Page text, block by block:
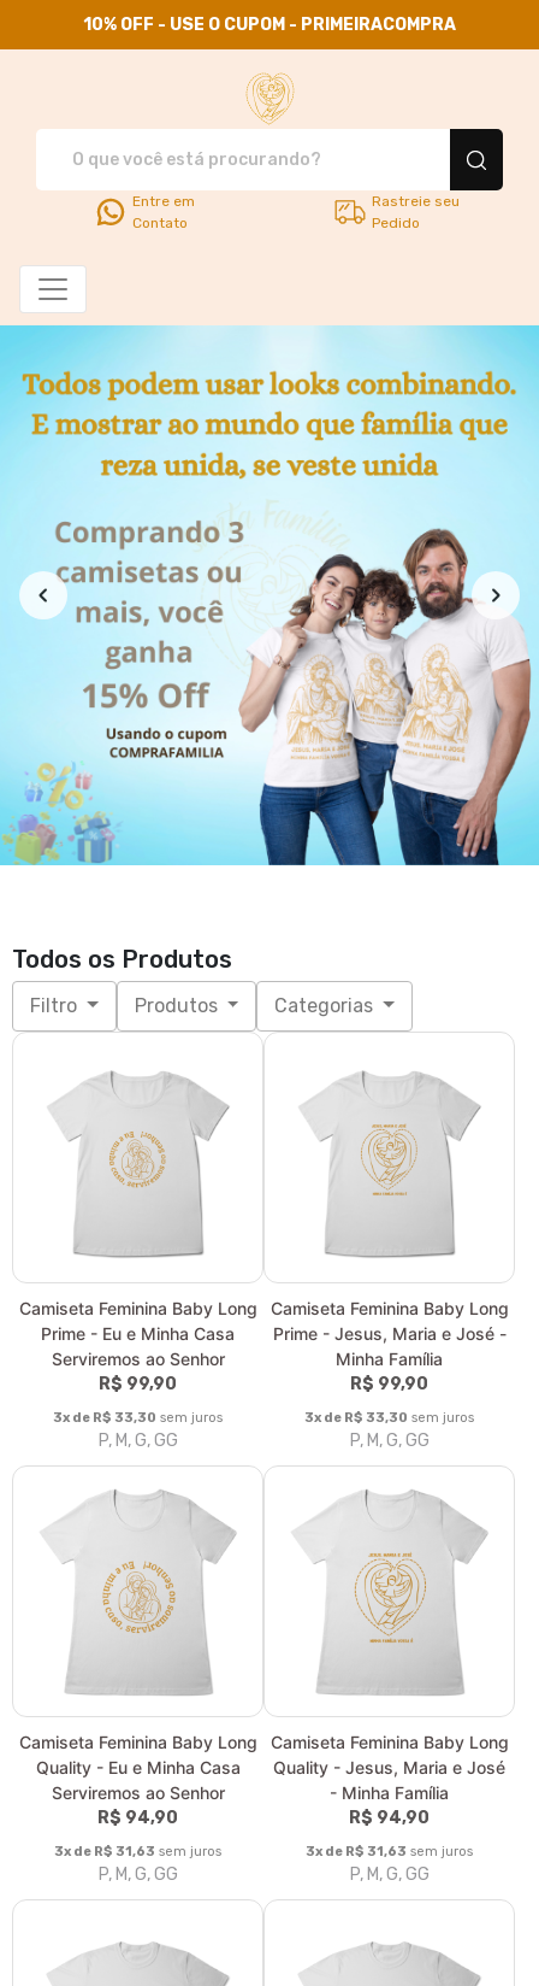
10% OFF - USE O CUPOM - PRIMEIRACOMPRA
Entre em
Contato
Rastreie seu
Pedido
Todos os Produtos
Filtro Produtos Categorias
Camiseta Feminina Baby Long
Prime - Eu e Minha Casa
Serviremos ao Senhor
R$ 99,90
3x de R$ 33,30 sem juros
P, M, G, GG
Camiseta Feminina Baby Long
Prime - Jesus, Maria e José -
Minha Família
R$ 99,90
3x de R$ 33,30 sem juros
P, M, G, GG
Camiseta Feminina Baby Long
Quality - Eu e Minha Casa
Serviremos ao Senhor
R$ 94,90
3x de R$ 31,63 sem juros
P, M, G, GG
Camiseta Feminina Baby Long
Quality - Jesus, Maria e José
- Minha Família
R$ 94,90
3x de R$ 31,63 sem juros
P, M, G, GG